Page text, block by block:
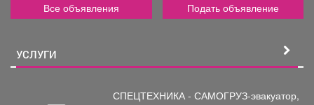
Все объявления Подать объявление
УСЛУГИ
СПЕЦТЕХНИКА - САМОГРУЗ-эвакуатор,